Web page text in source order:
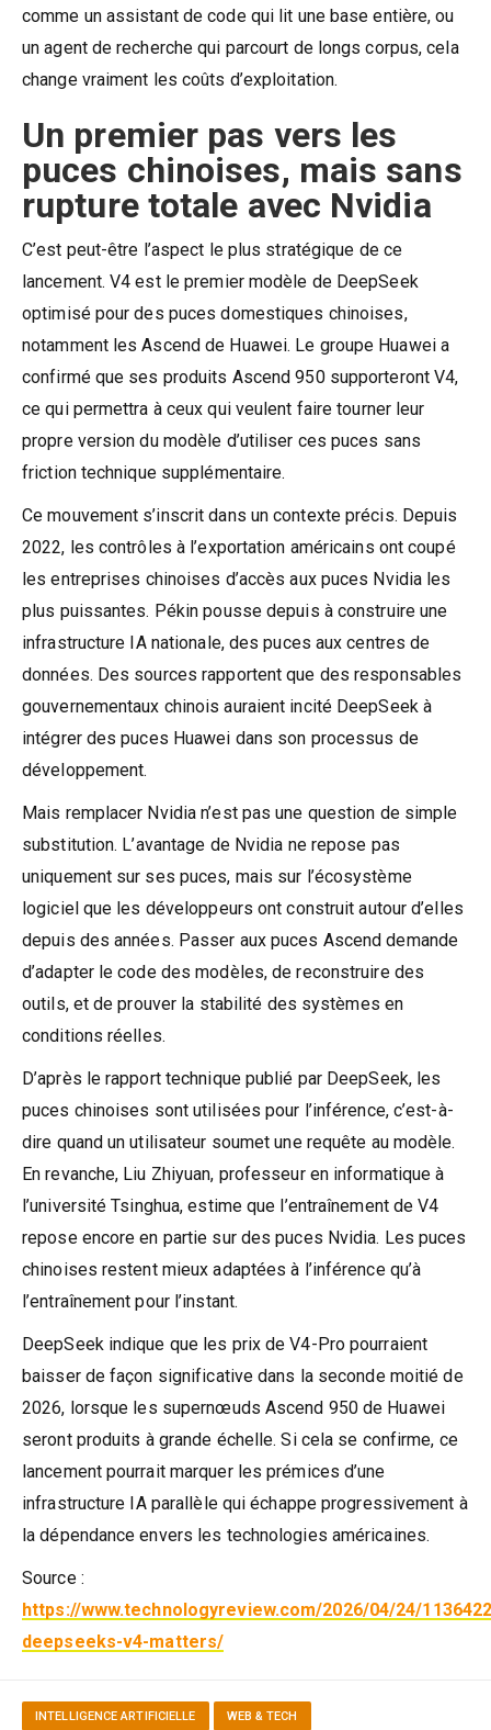
comme un assistant de code qui lit une base entière, ou
un agent de recherche qui parcourt de longs corpus, cela
change vraiment les coûts d’exploitation.
Un premier pas vers les
puces chinoises, mais sans
rupture totale avec Nvidia
C’est peut-être l’aspect le plus stratégique de ce
lancement. V4 est le premier modèle de DeepSeek
optimisé pour des puces domestiques chinoises,
notamment les Ascend de Huawei. Le groupe Huawei a
confirmé que ses produits Ascend 950 supporteront V4,
ce qui permettra à ceux qui veulent faire tourner leur
propre version du modèle d’utiliser ces puces sans
friction technique supplémentaire.
Ce mouvement s’inscrit dans un contexte précis. Depuis
2022, les contrôles à l’exportation américains ont coupé
les entreprises chinoises d’accès aux puces Nvidia les
plus puissantes. Pékin pousse depuis à construire une
infrastructure IA nationale, des puces aux centres de
données. Des sources rapportent que des responsables
gouvernementaux chinois auraient incité DeepSeek à
intégrer des puces Huawei dans son processus de
développement.
Mais remplacer Nvidia n’est pas une question de simple
substitution. L’avantage de Nvidia ne repose pas
uniquement sur ses puces, mais sur l’écosystème
logiciel que les développeurs ont construit autour d’elles
depuis des années. Passer aux puces Ascend demande
d’adapter le code des modèles, de reconstruire des
outils, et de prouver la stabilité des systèmes en
conditions réelles.
D’après le rapport technique publié par DeepSeek, les
puces chinoises sont utilisées pour l’inférence, c’est-à-
dire quand un utilisateur soumet une requête au modèle.
En revanche, Liu Zhiyuan, professeur en informatique à
l’université Tsinghua, estime que l’entraînement de V4
repose encore en partie sur des puces Nvidia. Les puces
chinoises restent mieux adaptées à l’inférence qu’à
l’entraînement pour l’instant.
DeepSeek indique que les prix de V4-Pro pourraient
baisser de façon significative dans la seconde moitié de
2026, lorsque les supernœuds Ascend 950 de Huawei
seront produits à grande échelle. Si cela se confirme, ce
lancement pourrait marquer les prémices d’une
infrastructure IA parallèle qui échappe progressivement à
la dépendance envers les technologies américaines.
Source :
https://www.technologyreview.com/2026/04/24/
deepseeks-v4-matters/
INTELLIGENCE ARTIFICIELLE WEB & TECH